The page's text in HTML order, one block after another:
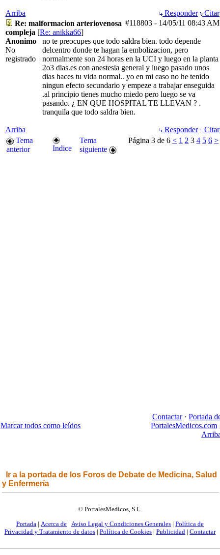
Arriba Responder
Citar
#118803 - 14/05/11 08:43 AM
Re: malformacion arteriovenosa
compleja [Re: anikka66]
Anonimo
No
registrado
no te preocupes que todo saldra bien. todo depende
delcentro donde te hagan la embolizacion, pero
normalmente son 24 horas en la UCI y luego en la planta
2o3 dias.es con anestesia general y luego pasado unos
dias haces tu vida normal.. yo en mi caso no he tenido
ningun efecto secundario y empeze a trabajar enseguida
.al principio tienes mucho miedo pero luego se va
pasando. ¿ EN QUE HOSPITAL TE LLEVAN ? .
tranquila que todo saldra bien.
Arriba Responder
Citar
Página 3 de 6 < 1 2 3 4 5 6 >
Tema
anterior
Indice
Tema
siguiente
Marcar todos como leídos
Contactar· Portada
PortalesMedicos.com
Ir a la portada de los Foros de Debate de Medicina, Salud
y Enfermería
© PortalesMedicos, S.L.
Portada | Acerca de | Aviso Legal y Condiciones Generales | Política de
Privacidad y Tratamiento de datos | Política de Cookies | Publicidad | Contactar